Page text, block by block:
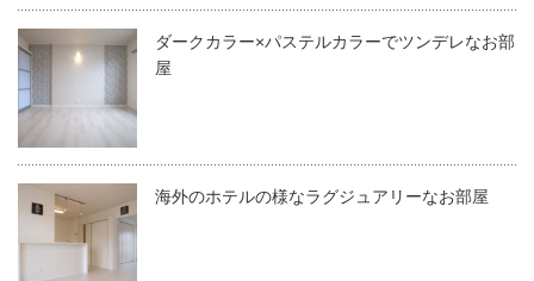
ダークカラー×パステルカラーでツンデレなお部
屋
海外のホテルの様なラグジュアリーなお部屋